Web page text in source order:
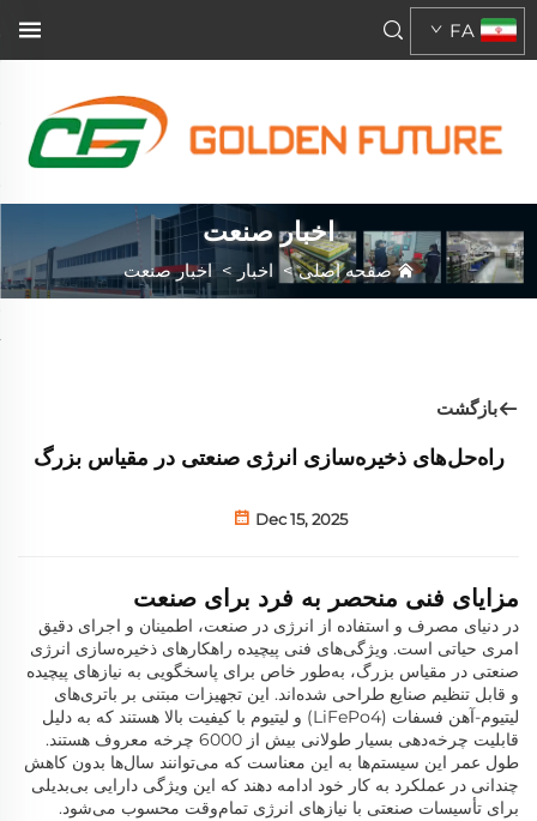
FA
اخبار صنعت
صفحه اصلی> اخبار >اخبار صنعت
بازگشت
راه‌حل‌های ذخیره‌سازی انرژی صنعتی در مقیاس بزرگ
Dec 15, 2025
مزایای فنی منحصر به فرد برای صنعت
در دنیای مصرف و استفاده از انرژی در صنعت، اطمینان و اجرای دقیق
امری حیاتی است. ویژگی‌های فنی پیچیده راهکارهای ذخیره‌سازی انرژی
صنعتی در مقیاس بزرگ، به‌طور خاص برای پاسخگویی به نیازهای پیچیده
و قابل تنظیم صنایع طراحی شده‌اند. این تجهیزات مبتنی بر باتری‌های
لیتیوم-آهن فسفات (LiFePo4) و لیتیوم با کیفیت بالا هستند که به دلیل
قابلیت چرخه‌دهی بسیار طولانی بیش از 6000 چرخه معروف هستند.
طول عمر این سیستم‌ها به این معناست که می‌توانند سال‌ها بدون کاهش
چندانی در عملکرد به کار خود ادامه دهند که این ویژگی دارایی بی‌بدیلی
برای تأسیسات صنعتی با نیازهای انرژی تمام‌وقت محسوب می‌شود.